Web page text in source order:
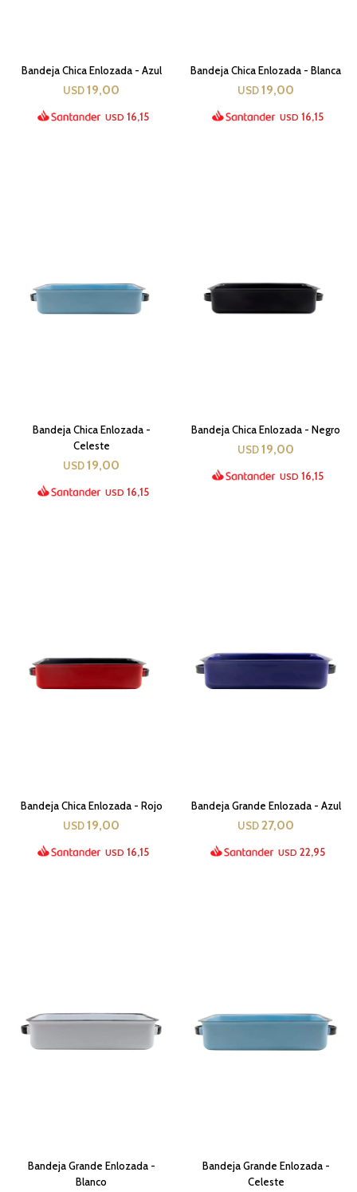
Bandeja Chica Enlozada - Azul
USD 19,00
USD 16,15
Bandeja Chica Enlozada - Blanca
USD 19,00
USD 16,15
Bandeja Chica Enlozada -
Celeste
USD 19,00
USD 16,15
Bandeja Chica Enlozada - Negro
USD 19,00
USD 16,15
Bandeja Chica Enlozada - Rojo
USD 19,00
USD 16,15
Bandeja Grande Enlozada - Azul
USD 27,00
USD 22,95
Bandeja Grande Enlozada -
Blanco
Bandeja Grande Enlozada -
Celeste